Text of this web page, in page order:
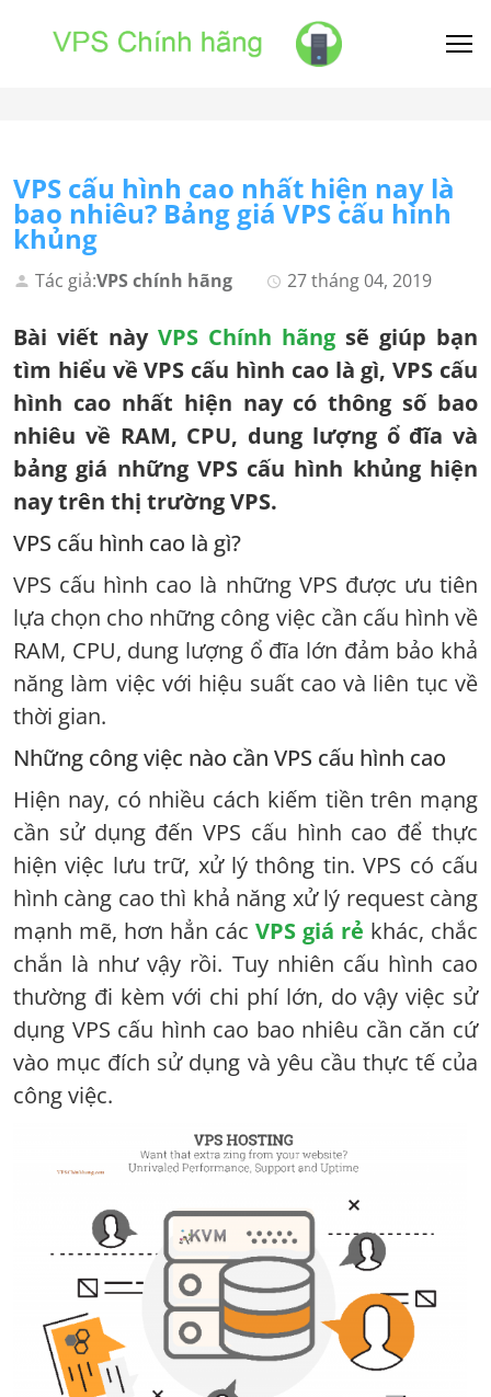
VPS cấu hình cao nhất hiện nay là
bao nhiêu? Bảng giá VPS cấu hình
khủng
Tác giả:VPS chính hãng 27 tháng 04, 2019
Bài viết này VPS Chính hãng sẽ giúp bạn
tìm hiểu về VPS cấu hình cao là gì, VPS cấu
hình cao nhất hiện nay có thông số bao
nhiêu về RAM, CPU, dung lượng ổ đĩa và
bảng giá những VPS cấu hình khủng hiện
nay trên thị trường VPS.
VPS cấu hình cao là gì?
VPS cấu hình cao là những VPS được ưu tiên
lựa chọn cho những công việc cần cấu hình về
RAM, CPU, dung lượng ổ đĩa lớn đảm bảo khả
năng làm việc với hiệu suất cao và liên tục về
thời gian.
Những công việc nào cần VPS cấu hình cao
Hiện nay, có nhiều cách kiếm tiền trên mạng
cần sử dụng đến VPS cấu hình cao để thực
hiện việc lưu trữ, xử lý thông tin. VPS có cấu
hình càng cao thì khả năng xử lý request càng
mạnh mẽ, hơn hẳn các VPS giá rẻ khác, chắc
chắn là như vậy rồi. Tuy nhiên cấu hình cao
thường đi kèm với chi phí lớn, do vậy việc sử
dụng VPS cấu hình cao bao nhiêu cần căn cứ
vào mục đích sử dụng và yêu cầu thực tế của
công việc.